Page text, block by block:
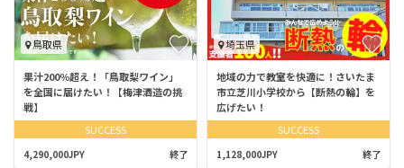
鳥取県
果汁200％超え！「鳥取梨ワイン」
を全国に届けたい！【梅津酒造の挑
戦】
SUCCESS
4,290,000JPY 終了
埼玉県
地域の力で教室を快適に！さいたま
市立芝川小学校から【断熱の輪】を
広げたい！
SUCCESS
1,128,000JPY 終了